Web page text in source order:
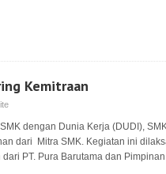
Kemitraan
dengan Dunia Kerja (DUDI),
dari Mitra SMK. Kegiatan ini
PT. Pura Barutama dan